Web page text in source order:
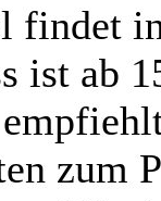
findet
ist ab
zum